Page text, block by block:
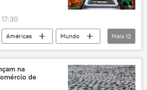
EUA
Américas
Mundo
do Brasil
indústria automobilística
Mais 12
na
de